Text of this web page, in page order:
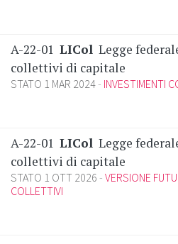
A-22-01 LICol Legge
collettivi di capitale
STATO 1 MAR 2024 INVESTIMENTI
A-22-01 LICol Legge
collettivi di capitale
STATO 1 OTT 2026 VERSIONE
COLLETTIVI